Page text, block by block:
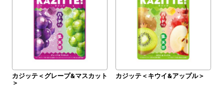
カジッテ＜グレープ&マスカット
＞
カジッテ＜キウイ&アップル＞